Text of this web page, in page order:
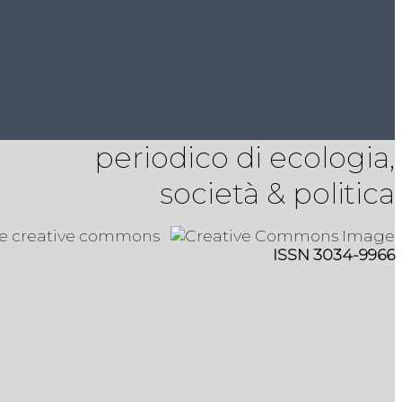
periodico di ecologia,
società & politica
creative commons
ISSN 3034-9966